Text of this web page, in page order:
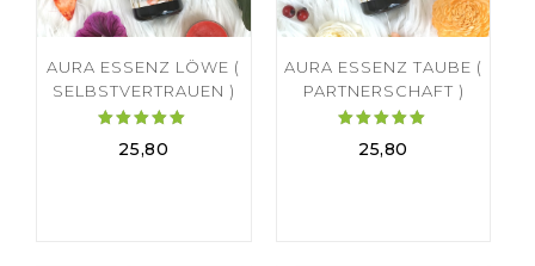
AURA ESSENZ LÖWE (
SELBSTVERTRAUEN )
mit
25,80
AURA ESSENZ TAUBE (
PARTNERSCHAFT )
mit
25,80